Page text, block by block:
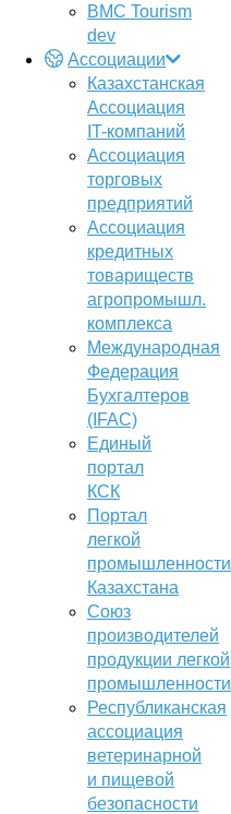
BMC Tourism
dev
Ассоциации
Казахстанская
Ассоциация
IT-компаний
Ассоциация
торговых
предприятий
Ассоциация
кредитных
товариществ
агропромышл.
комплекса
Международная
Федерация
Бухгалтеров
(IFAC)
Единый
портал
КСК
Портал
легкой
промышленности
Казахстана
Союз
производителей
продукции легкой
промышленности
Республиканская
ассоциация
ветеринарной
и пищевой
безопасности